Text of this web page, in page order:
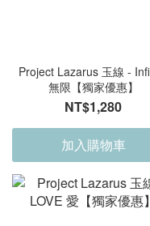
Project Lazarus 玉線 -
無限【獨家優惠】
NT$1,280
加入購物車